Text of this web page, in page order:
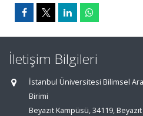
İletişim Bilgileri
İstanbul Üniversitesi Bilimsel
Birimi
Beyazıt Kampüsü, 34119, Beyazıt